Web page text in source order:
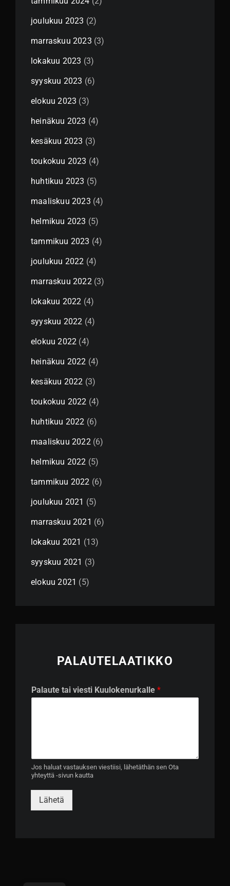
joulukuu 2023 (2)
marraskuu 2023 (3)
lokakuu 2023 (3)
syyskuu 2023 (6)
elokuu 2023 (3)
heinäkuu 2023 (4)
kesäkuu 2023 (3)
toukokuu 2023 (4)
huhtikuu 2023 (5)
maaliskuu 2023 (4)
helmikuu 2023 (5)
tammikuu 2023 (4)
joulukuu 2022 (4)
marraskuu 2022(3)
lokakuu 2022 (4)
syyskuu 2022 (4)
elokuu 2022 (4)
heinäkuu 2022 (4)
kesäkuu 2022 (3)
toukokuu 2022 (4)
huhtikuu 2022 (6)
maaliskuu 2022(6)
helmikuu 2022 (5)
tammikuu 2022 (6)
joulukuu 2021 (5)
marraskuu 2021 (6)
lokakuu 2021 (13)
syyskuu 2021 (3)
elokuu 2021 (5)
PALAUTELAATIKKO
P
a
K
u
u
l
k
Palaute tai viesti Kuulokenurkalle *
Jos haluat vastauksen viestiisi, lähetäthän sen Ota
yhteyttä -sivun kautta
Lähetä